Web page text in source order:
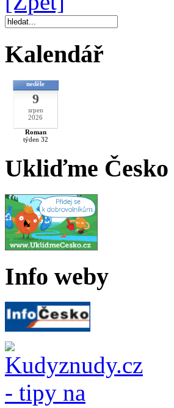
Kalendář
neděle
9
srpen
2026
Roman
týden 32
Ukliďme Česko
Info weby